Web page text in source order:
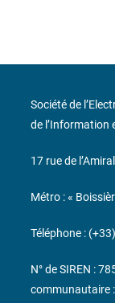
Société de
de l’Information
17 rue de
Métro : «
Téléphone :
N° de SIREN :
communautaire